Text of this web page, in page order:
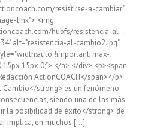
resistirse-a-cambiar"
link"> <img
hubfs/resistencia-al-
alt="resistencia-al-cambio2.jpg"
!important; max-
15px 0;"> </a> </div> <p><span
ActionCOACH</span></p>
Cambio</strong> es un fenómeno
siendo una de las más
la posibilidad de éxito</strong> de
implica, en muchos [...]